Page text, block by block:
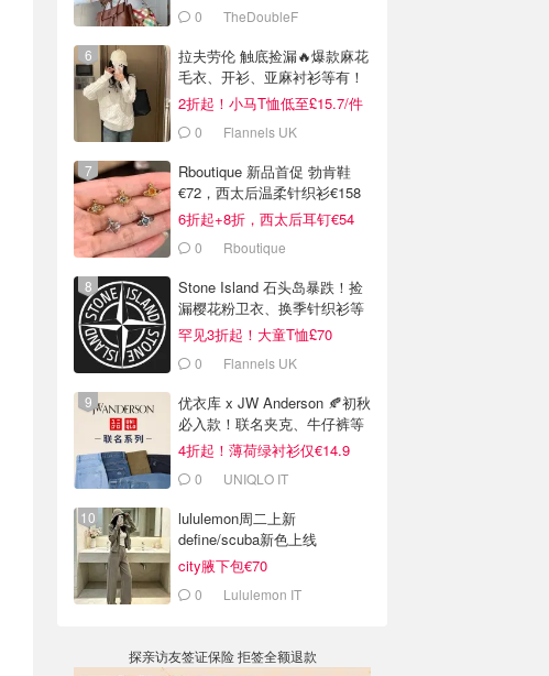
0 TheDoubleF
拉夫劳伦 触底捡漏🔥爆款麻花
毛衣、开衫、亚麻衬衫等有！
2折起！小马T恤低至£15.7/件
0 Flannels UK
Rboutique 新品首促 勃肯鞋
€72，西太后温柔针织衫€158
6折起+8折，西太后耳钉€54
0 Rboutique
Stone Island 石头岛暴跌！捡
漏樱花粉卫衣、换季针织衫等
罕见3折起！大童T恤£70
0 Flannels UK
优衣库 x JW Anderson 🍂初秋
必入款！联名夹克、牛仔裤等
4折起！薄荷绿衬衫仅€14.9
0 UNIQLO IT
lululemon周二上新
define/scuba新色上线
city腋下包€70
0 Lululemon IT
探亲访友签证保险 拒签全额退款